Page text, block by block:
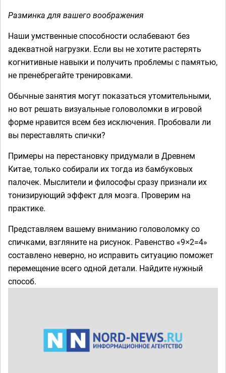
Разминка для вашего воображения
Наши умственные способности ослабевают без
адекватной нагрузки. Если вы не хотите растерять
когнитивные навыки и получить проблемы с памятью,
не пренебрегайте тренировками.
Обычные занятия могут показаться утомительными,
но вот решать визуальные головоломки в игровой
форме нравится всем без исключения. Пробовали ли
вы переставлять спички?
Примеры на перестановку придумали в Древнем
Китае, только собирали их тогда из бамбуковых
палочек. Мыслители и философы сразу признали их
тонизирующий эффект для мозга. Проверим на
практике.
Представляем вашему вниманию головоломку со
спичками, взгляните на рисунок. Равенство «9×2=4»
составлено неверно, но исправить ситуацию поможет
перемещение всего одной детали. Найдите нужный
способ.